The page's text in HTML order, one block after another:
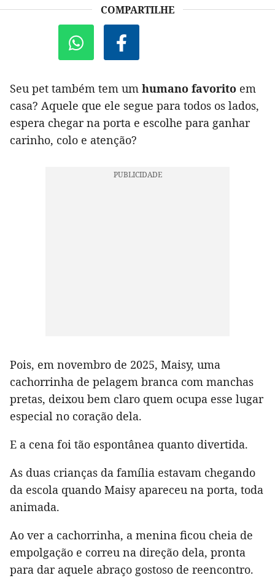
COMPARTILHE
Seu pet também tem um humano favorito em
casa? Aquele que ele segue para todos os lados,
espera chegar na porta e escolhe para ganhar
carinho, colo e atenção?
Pois, em novembro de 2025, Maisy, uma
cachorrinha de pelagem branca com manchas
pretas, deixou bem claro quem ocupa esse lugar
especial no coração dela.
E a cena foi tão espontânea quanto divertida.
As duas crianças da família estavam chegando
da escola quando Maisy apareceu na porta, toda
animada.
Ao ver a cachorrinha, a menina ficou cheia de
empolgação e correu na direção dela, pronta
para dar aquele abraço gostoso de reencontro.